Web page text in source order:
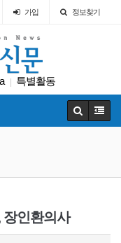
가입 정보찾기
특별활동
UC 팝사
장인환의사